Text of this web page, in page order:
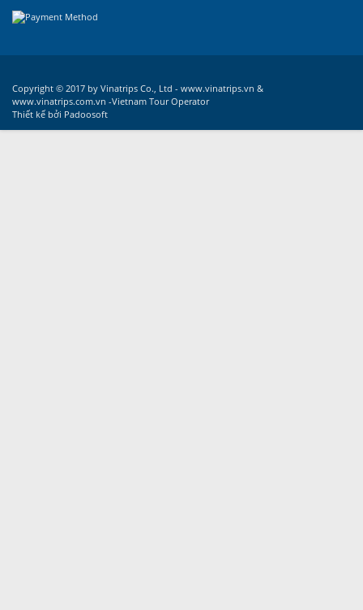
Copyright © 2017 by Vinatrips Co., Ltd - www.vinatrips.vn &
www.vinatrips.com.vn -Vietnam Tour Operator
Thiết kế bởi Padoosoft